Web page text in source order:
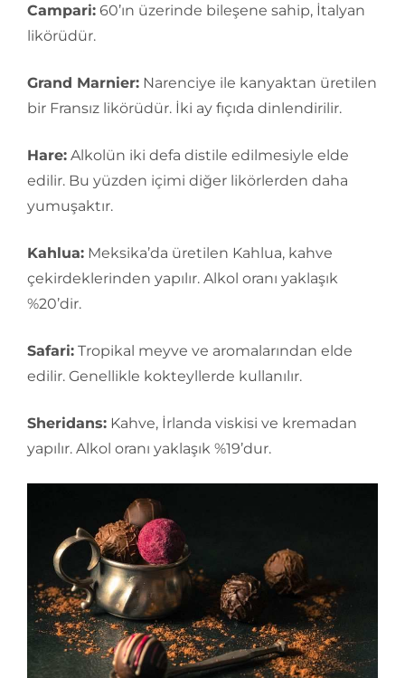
Campari: 60’ın üzerinde bileşene sahip, İtalyan
likörüdür.
Grand Marnier: Narenciye ile kanyaktan üretilen
bir Fransız likörüdür. İki ay fıçıda dinlendirilir.
Hare: Alkolün iki defa distile edilmesiyle elde
edilir. Bu yüzden içimi diğer likörlerden daha
yumuşaktır.
Kahlua: Meksika’da üretilen Kahlua, kahve
çekirdeklerinden yapılır. Alkol oranı yaklaşık
%20’dir.
Safari: Tropikal meyve ve aromalarından elde
edilir. Genellikle kokteyllerde kullanılır.
Sheridans: Kahve, İrlanda viskisi ve kremadan
yapılır. Alkol oranı yaklaşık %19’dur.